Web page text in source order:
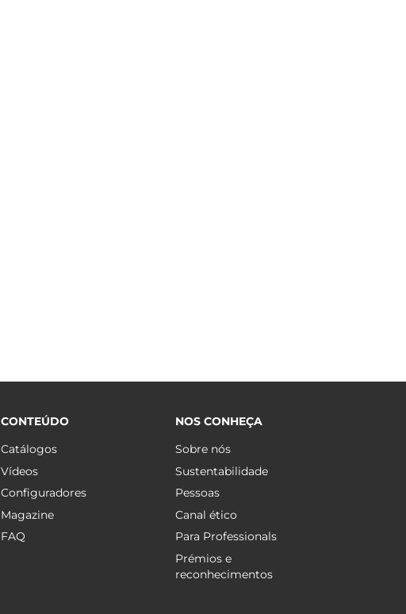
CONTEÚDO
Catálogos
Vídeos
Configuradores
Magazine
FAQ
NOS CONHEÇA
Sobre nós
Sustentabilidade
Pessoas
Canal ético
Para Professionals
Prémios e
reconhecimentos